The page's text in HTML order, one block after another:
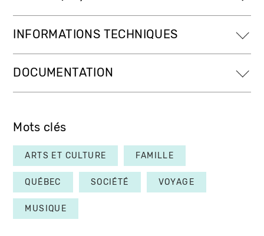
INFORMATIONS TECHNIQUES
DOCUMENTATION
Mots clés
ARTS ET CULTURE FAMILLE
QUÉBEC SOCIÉTÉ VOYAGE
MUSIQUE